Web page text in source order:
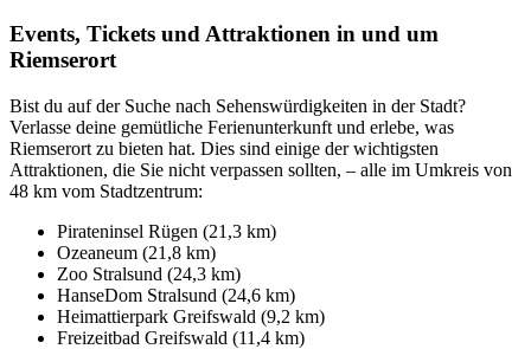
Events, Tickets und Attraktionen in und um
Riemserort
Bist du auf der Suche nach Sehenswürdigkeiten in der Stadt?
Verlasse deine gemütliche Ferienunterkunft und erlebe, was
Riemserort zu bieten hat. Dies sind einige der wichtigsten
Attraktionen, die Sie nicht verpassen sollten, – alle im Umkreis von
48 km vom Stadtzentrum:
Pirateninsel Rügen (21,3 km)
Ozeaneum (21,8 km)
Zoo Stralsund (24,3 km)
HanseDom Stralsund (24,6 km)
Heimattierpark Greifswald (9,2 km)
Freizeitbad Greifswald (11,4 km)